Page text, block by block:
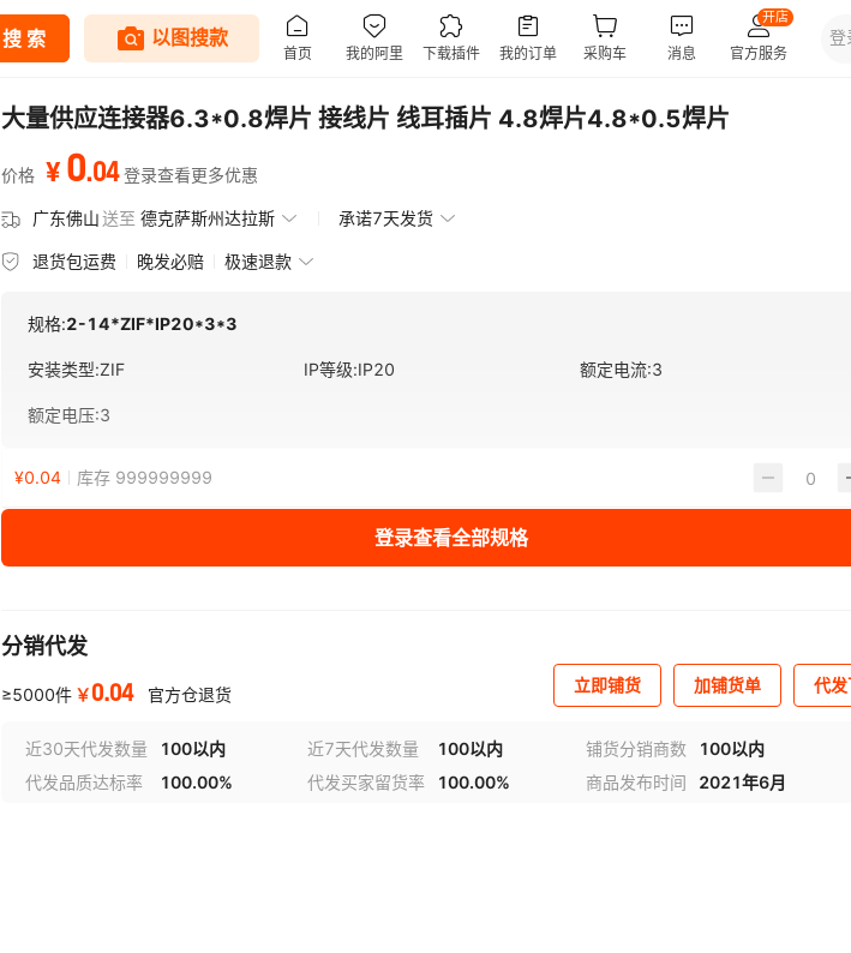
大量供应连接器6.3*0.8焊片 接线片 线耳插片 4.8焊片4.8*0.5焊片
价格 ¥ 0.04 登录查看更多优惠
广东佛山送至 德克萨斯州达拉斯 承诺7天发货
退货包运费 晚发必赔 极速退款
规格:2-14*ZIF*IP20*3*3
安装类型:ZIF IP等级:IP20 额定电流:3
额定电压:3
¥0.04 库存 999999999
登录查看全部规格
分销代发
≥5000件 ￥0.04 官方仓退货 立即铺货 加铺货单 代
近30天代发数量 100以内 近7天代发数量 100以内 铺货分销商数
100以内
代发品质达标率
100.00% 代发买家留货率 100.00% 商品发布时间 2021年6月